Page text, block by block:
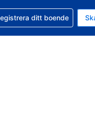
valuta ärspråk är
med din bokning
ditt boende